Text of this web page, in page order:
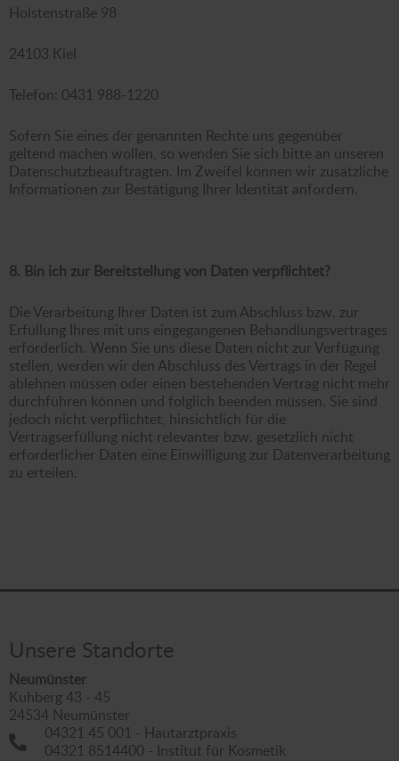
Holstenstraße 98
24103 Kiel
Telefon: 0431 988-1220
Sofern Sie eines der genannten Rechte uns gegenüber
geltend machen wollen, so wenden Sie sich bitte an unseren
Datenschutzbeauftragten. Im Zweifel können wir zusätzliche
Informationen zur Bestätigung Ihrer Identität anfordern.
8. Bin ich zur Bereitstellung von Daten verpflichtet?
Die Verarbeitung Ihrer Daten ist zum Abschluss bzw. zur
Erfüllung Ihres mit uns eingegangenen Behandlungsvertrages
erforderlich. Wenn Sie uns diese Daten nicht zur Verfügung
stellen, werden wir den Abschluss des Vertrags in der Regel
ablehnen müssen oder einen bestehenden Vertrag nicht mehr
durchführen können und folglich beenden müssen. Sie sind
jedoch nicht verpflichtet, hinsichtlich für die
Vertragserfüllung nicht relevanter bzw. gesetzlich nicht
erforderlicher Daten eine Einwilligung zur Datenverarbeitung
zu erteilen.
Unsere Standorte
Neumünster
Kuhberg 43 - 45
24534 Neumünster
04321 45 001 - Hautarztpraxis
04321 8514400 - Institut für Kosmetik